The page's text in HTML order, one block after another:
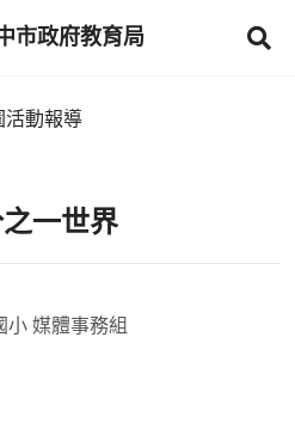
市政府教育局
活動報導
一世界
小 媒體事務組